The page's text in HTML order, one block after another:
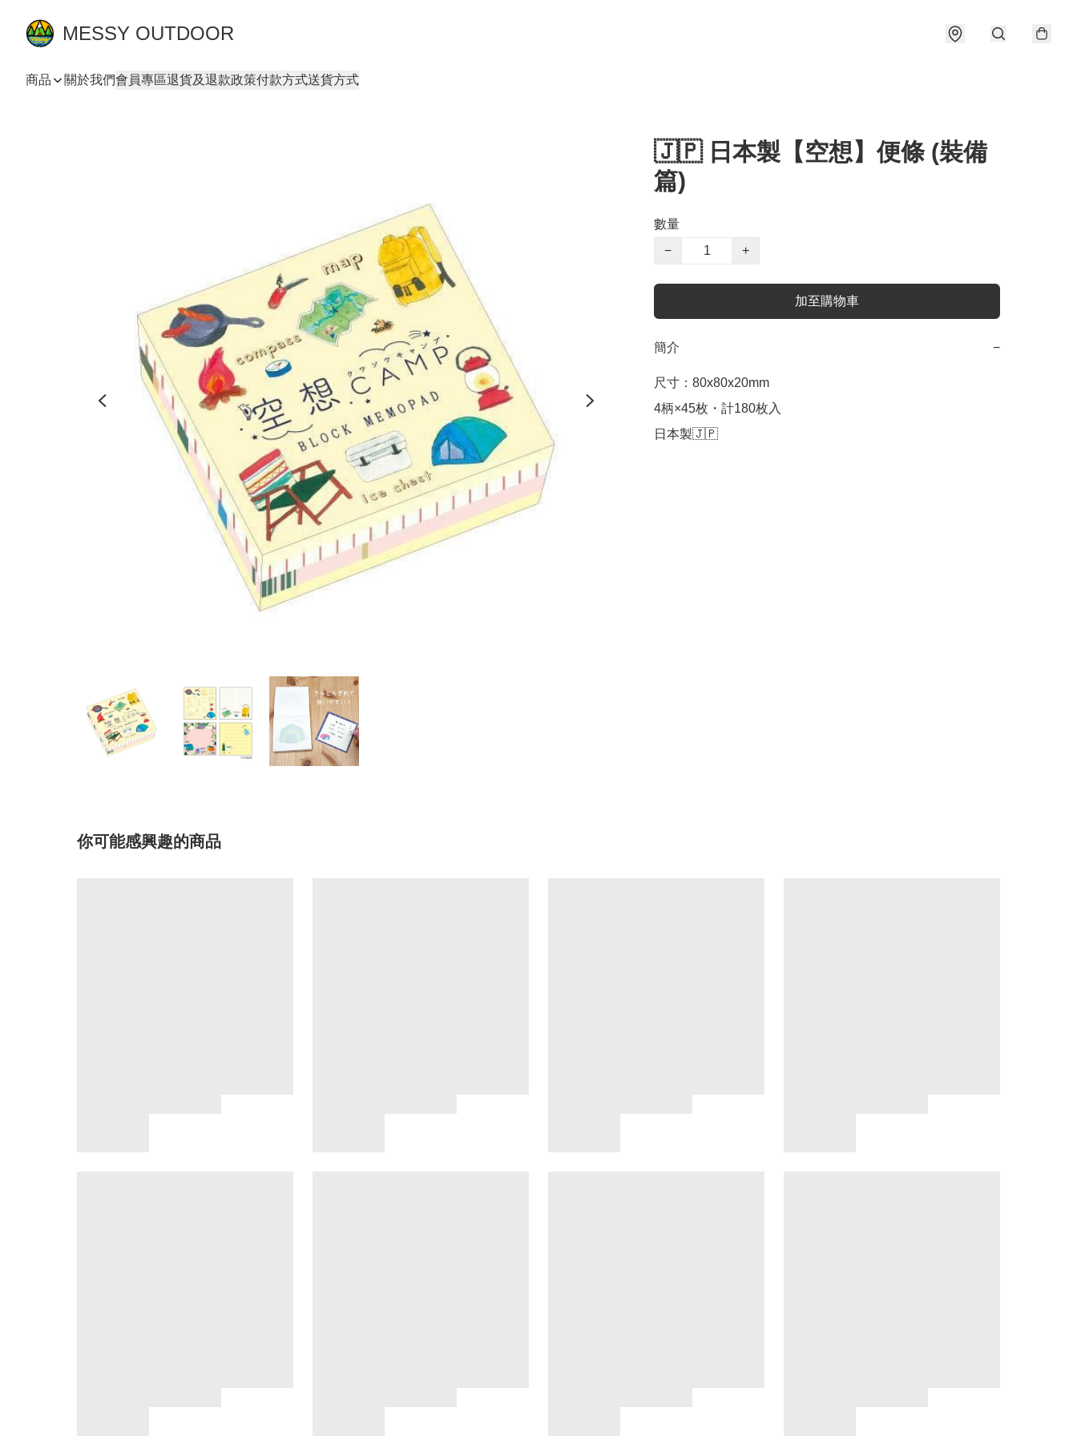
MESSY OUTDOOR
商品 關於我們會員專區退貨及退款政策付款方式送貨方式
🇯🇵 日本製【空想】便條 (裝備
篇)
數量
−
+
加至購物車
簡介 −
尺寸：80x80x20mm
4柄×45枚・計180枚入
日本製🇯🇵
你可能感興趣的商品